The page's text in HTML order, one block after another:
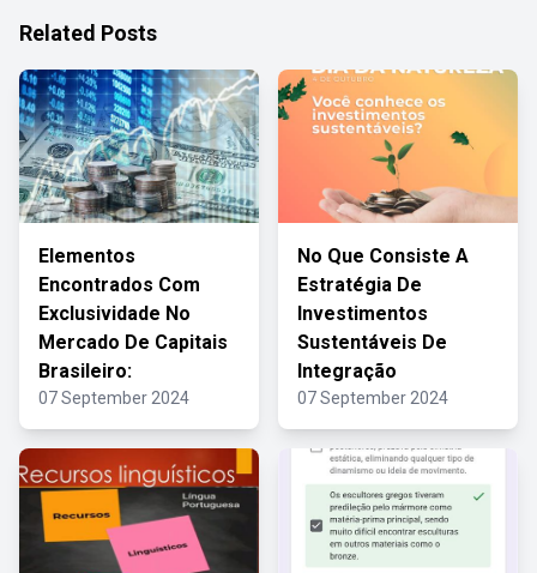
Related Posts
Elementos
Encontrados Com
Exclusividade No
Mercado De Capitais
Brasileiro:
07 September 2024
No Que Consiste A
Estratégia De
Investimentos
Sustentáveis De
Integração
07 September 2024